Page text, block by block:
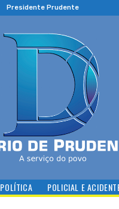
Presidente Prudente
POLÍTICA POLICIAL E